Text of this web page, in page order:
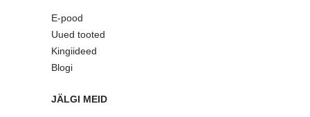
E-pood
Uued tooted
Kingiideed
Blogi
JÄLGI MEID